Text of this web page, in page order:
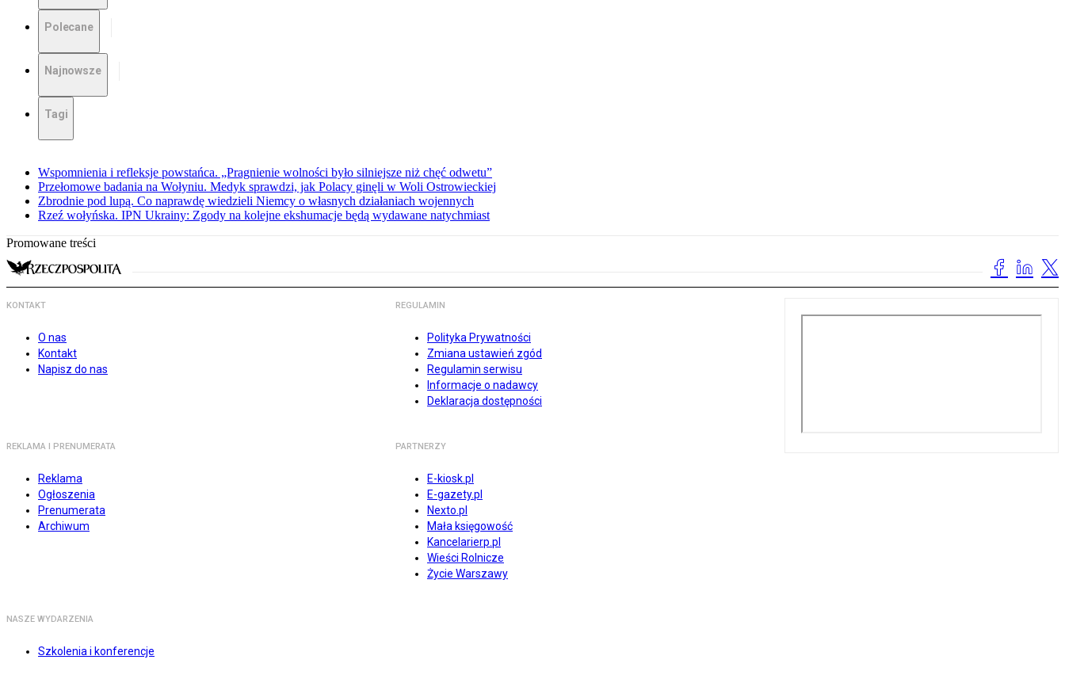
Polecane
Najnowsze
Tagi
Wspomnienia i refleksje powstańca. „Pragnienie wolności było silniejsze niż chęć odwetu”
Przełomowe badania na Wołyniu. Medyk sprawdzi, jak Polacy ginęli w Woli Ostrowieckiej
Zbrodnie pod lupą. Co naprawdę wiedzieli Niemcy o własnych działaniach wojennych
Rzeź wołyńska. IPN Ukrainy: Zgody na kolejne ekshumacje będą wydawane natychmiast
Promowane treści
KONTAKT
O nas
Kontakt
Napisz do nas
REGULAMIN
Polityka Prywatności
Zmiana ustawień zgód
Regulamin serwisu
Informacje o nadawcy
Deklaracja dostępności
REKLAMA I PRENUMERATA
Reklama
Ogłoszenia
Prenumerata
Archiwum
PARTNERZY
E-kiosk.pl
E-gazety.pl
Nexto.pl
Mała księgowość
Kancelarierp.pl
Wieści Rolnicze
Życie Warszawy
NASZE WYDARZENIA
Szkolenia i konferencje